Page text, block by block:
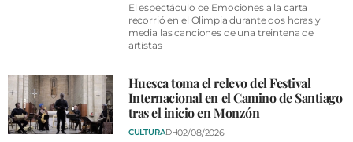
El espectáculo de Emociones a la carta
recorrió en el Olimpia durante dos horas y
media las canciones de una treintena de
artistas
Huesca toma el relevo del Festival
Internacional en el Camino de Santiago
tras el inicio en Monzón
CULTURADH02/08/2026